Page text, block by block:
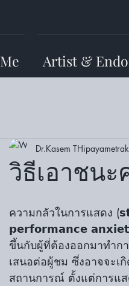
Artist &
วิธีเอาชนะ
Dr.Kasem
ความกลัวในการแสดง
𝗽𝗲𝗿𝗳𝗼𝗿𝗺𝗮𝗻𝗰𝗲
ขึ้นกับผู้ที่ต้องออกมาทำก
เสนอต่อผู้ชม ซึ่งอาจจะเ
สถานการณ์ ตั้งแต่การแ